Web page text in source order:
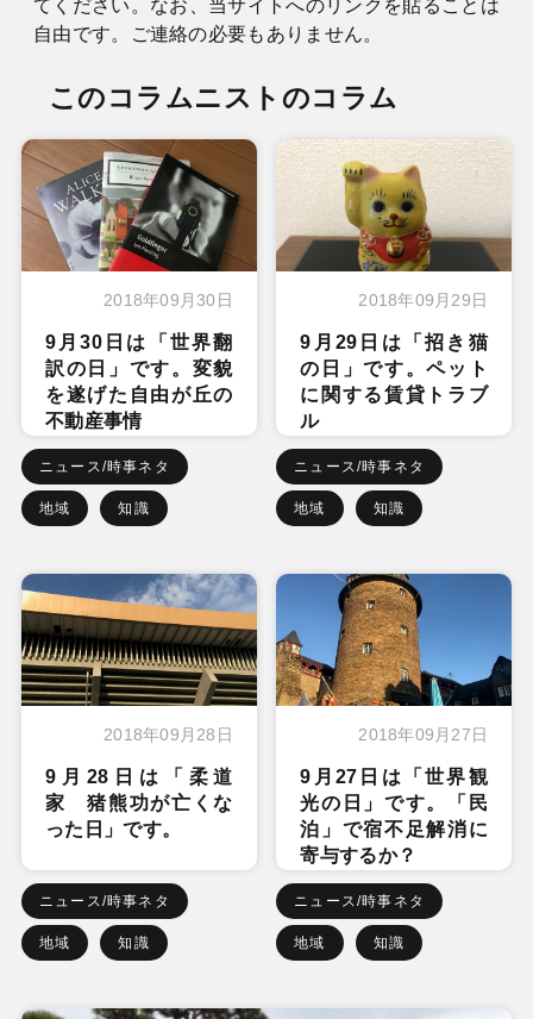
てください。なお、当サイトへのリンクを貼ることは
自由です。ご連絡の必要もありません。
このコラムニストのコラム
2018年09月30日
9月30日は「世界翻
訳の日」です。変貌
を遂げた自由が丘の
不動産事情
ニュース/時事ネタ
地域 知識
2018年09月29日
9月29日は「招き猫
の日」です。ペット
に関する賃貸トラブ
ル
ニュース/時事ネタ
地域 知識
2018年09月28日
9月28日は「柔道
家 猪熊功が亡くな
った日」です。
ニュース/時事ネタ
地域 知識
2018年09月27日
9月27日は「世界観
光の日」です。「民
泊」で宿不足解消に
寄与するか？
ニュース/時事ネタ
地域 知識